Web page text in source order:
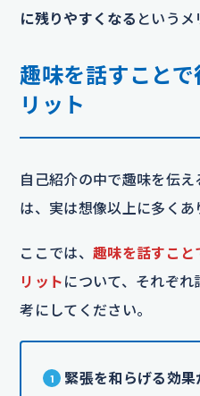
に残りやすくなる というメ
趣味を話すこと
リット
自己紹介の中で趣味を伝
は、実は想像以上に多くあ
ここでは、 趣味を話すこと
リット について、それぞ
考にしてください。
緊張を和らげる効果